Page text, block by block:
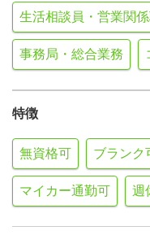
生活相談員・営業関
事務局・総合業務
特徴
無資格可 ブランク
マイカー通勤可 週